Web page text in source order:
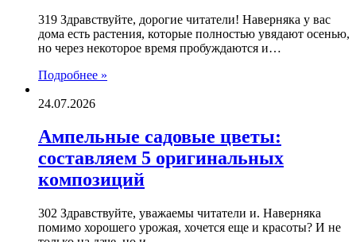
319 Здравствуйте, дорогие читатели! Наверняка у вас
дома есть растения, которые полностью увядают осенью,
но через некоторое время пробуждаются и…
Подробнее »
24.07.2026
Ампельные садовые цветы:
составляем 5 оригинальных
композиций
302 Здравствуйте, уважаемы читатели и. Наверняка
помимо хорошего урожая, хочется еще и красоты? И не